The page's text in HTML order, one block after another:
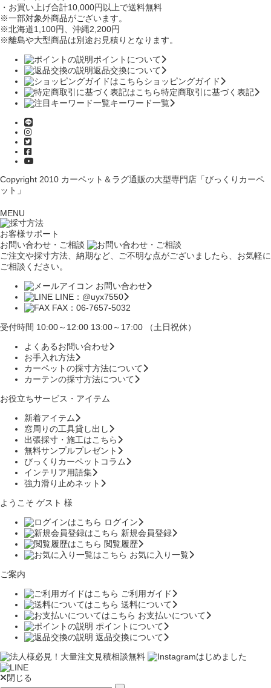
・お買い上げ合計10,000円以上で送料無料
※一部対象外商品がございます。
※北海道1,100円 、沖縄2,200円
※離島や大型商品は別途お見積りとなります。
ポイントについて
返品交換について
ショッピングガイド
特定商取引に基づく表記
キーワード一覧
Copyright 2010 カーペット＆ラグ通販の大型専門店「びっくりカーペ
ット」
MENU
お客様サポート
お問い合わせ・ご相談
ご注文や採寸方法、納期など、ご不明な点がございましたら、お気軽に
ご相談ください。
お問い合わせ
LINE：@uyx7550
FAX：06-7657-5032
受付時間 10:00～12:00 13:00～17:00 （土日祝休）
よくあるお問い合わせ
お手入れ方法
カーペットの採寸方法について
カーテンの採寸方法について
お役立ちサービス・アイテム
新着アイテム
窓周りの工具貸し出し
出張採寸・施工はこちら
無料サンプルプレゼント
びっくりカーペットコラム
インテリア用語集
強力滑り止めネット
ようこそ ゲスト 様
ログイン
新規会員登録
閲覧履歴
お気に入り一覧
ご案内
ご利用ガイド
送料について
お支払いについて
ポイントについて
返品交換について
閉じる